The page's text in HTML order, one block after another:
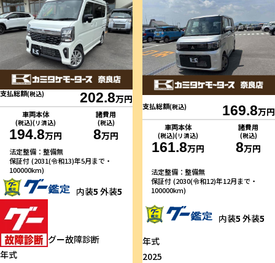
支払総額(税込) 202.8万円
車両本体
(税込)(リ済込)
194.8万円
諸費用
(税込)
8万円
法定整備：整備無
保証付 (2031(令和13)年5月まで・
100000km)
内装5 外装5
グー故障診断
年式
支払総額(税込) 169.8万円
車両本体
(税込)(リ済込)
161.8万円
諸費用
(税込)
8万円
法定整備：整備無
保証付 (2030(令和12)年12月まで・
100000km)
内装5 外装5
年式
2025